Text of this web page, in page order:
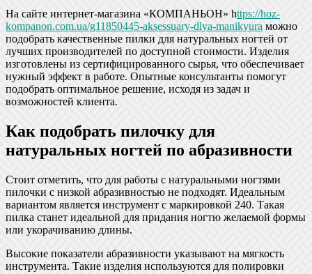
На сайте интернет-магазина «КОМПАНЬОН» https://hoz-
kompanon.com.ua/g11850445-aksessuary-dlya-manikyura можно
подобрать качественные пилки для натуральных ногтей от
лучших производителей по доступной стоимости. Изделия
изготовлены из сертифицированного сырья, что обеспечивает
нужный эффект в работе. Опытные консультанты помогут
подобрать оптимальное решение, исходя из задач и
возможностей клиента.
Как подобрать пилочку для
натуральных ногтей по абразивности
Стоит отметить, что для работы с натуральными ногтями
пилочки с низкой абразивностью не подходят. Идеальным
вариантом является инструмент с маркировкой 240. Такая
пилка станет идеальной для придания ногтю желаемой формы
или укорачиванию длины.
Высокие показатели абразивности указывают на мягкость
инструмента. Такие изделия используются для полировки